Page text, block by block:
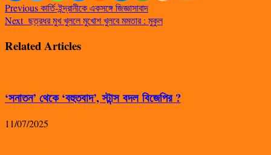
Previousকার্তি-ইন্দ্রানীকে একসঙ্গে জিজ্ঞাসাবাদ
Nextছত্রধর মুখ খুললে মুখোশ খুলবে মমতার : মুকুল
Related Articles
‘সনাতন’ থেকে ‘বহুতবাদ’, স্টান্স বদল বিজেপির ?
11/07/2025